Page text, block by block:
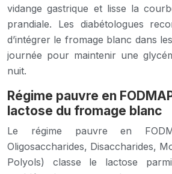
vidange gastrique et lisse la
prandiale. Les diabétologues
d’intégrer le fromage blanc dans
journée pour maintenir une
nuit.
Régime pauvre en
lactose du fromage blanc
Le régime pauvre en
Oligosaccharides, Disaccharides,
Polyols) classe le lactose